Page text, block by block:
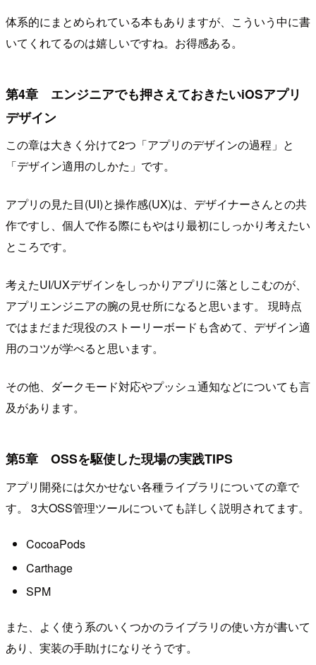
体系的にまとめられている本もありますが、こういう中に書
いてくれてるのは嬉しいですね。お得感ある。
第4章 エンジニアでも押さえておきたいiOSアプリ
デザイン
この章は大きく分けて2つ「アプリのデザインの過程」と
「デザイン適用のしかた」です。
アプリの見た目(UI)と操作感(UX)は、デザイナーさんとの共
作ですし、個人で作る際にもやはり最初にしっかり考えたい
ところです。
考えたUI/UXデザインをしっかりアプリに落としこむのが、
アプリエンジニアの腕の見せ所になると思います。 現時点
ではまだまだ現役のストーリーボードも含めて、デザイン適
用のコツが学べると思います。
その他、ダークモード対応やプッシュ通知などについても言
及があります。
第5章 OSSを駆使した現場の実践TIPS
アプリ開発には欠かせない各種ライブラリについての章で
す。 3大OSS管理ツールについても詳しく説明されてます。
CocoaPods
Carthage
SPM
また、よく使う系のいくつかのライブラリの使い方が書いて
あり、実装の手助けになりそうです。